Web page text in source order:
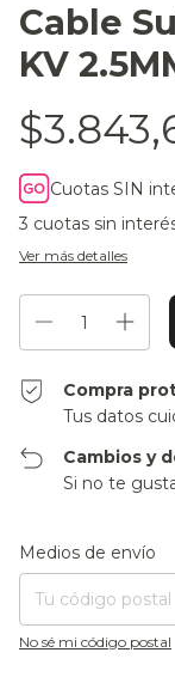
Cable
KV
Cuotas SIN
3 cuotas sin
Ver más detalles
Compra
Tus datos
Cambios y
Si no te
Entregas para el CP:
Medios de envío
No sé mi código postal